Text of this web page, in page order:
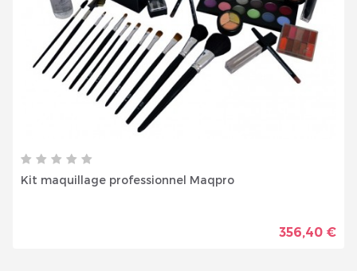
Kit maquillage professionnel Maqpro
356,40 €